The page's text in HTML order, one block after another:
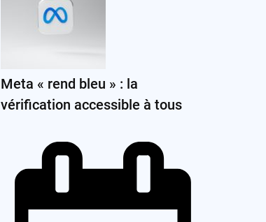
Meta « rend bleu » : la
vérification accessible à tous